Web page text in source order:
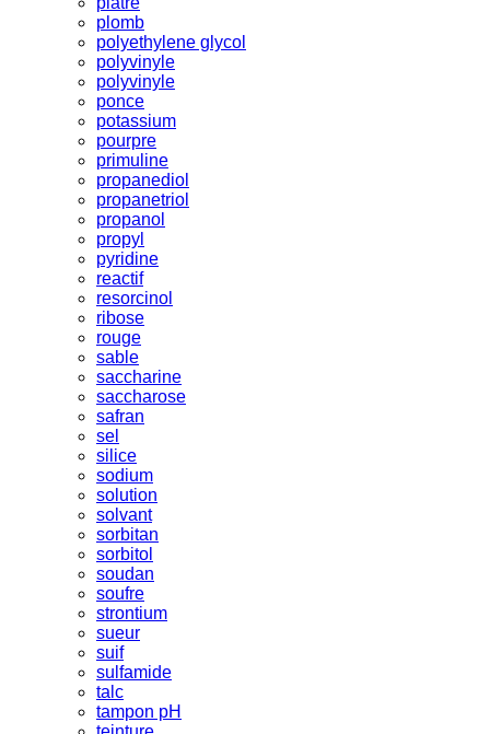
plomb
polyethylene glycol
polyvinyle
polyvinyle
ponce
potassium
pourpre
primuline
propanediol
propanetriol
propanol
propyl
pyridine
reactif
resorcinol
ribose
rouge
sable
saccharine
saccharose
safran
sel
silice
sodium
solution
solvant
sorbitan
sorbitol
soudan
soufre
strontium
sueur
suif
sulfamide
talc
tampon pH